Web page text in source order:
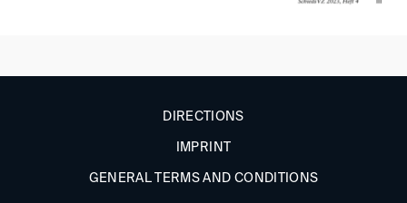
DIRECTIONS
IMPRINT
GENERAL TERMS AND CONDITIONS